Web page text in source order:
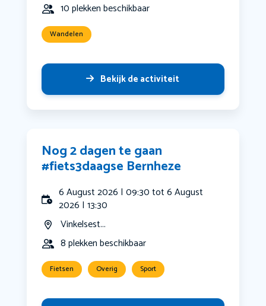
10 plekken beschikbaar
Wandelen
Bekijk de activiteit
Nog 2 dagen te gaan
#fiets3daagse Bernheze
6 August 2026 | 09:30 tot 6 August
2026 | 13:30
Vinkelsest...
8 plekken beschikbaar
Fietsen Overig Sport